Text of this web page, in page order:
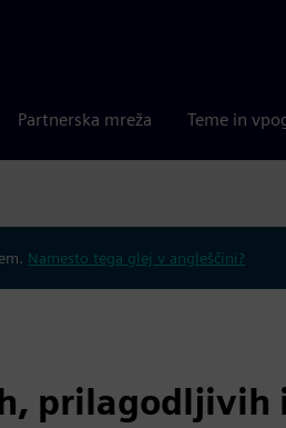
Partnerska mreža Teme in
Namesto tega glej v angleščini?
prilagodljivih